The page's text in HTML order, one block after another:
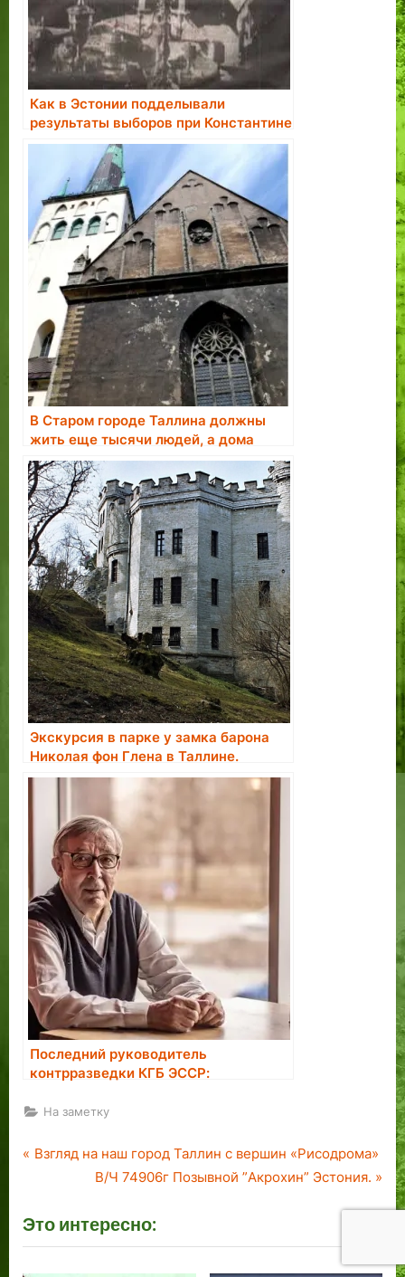
Как в Эстонии подделывали
результаты выборов при Константине
Пятсе.
В Старом городе Таллина должны
жить еще тысячи людей, а дома
нужно отобрать у недобросовестных
владельцев
Экскурсия в парке у замка барона
Николая фон Глена в Таллине.
Бронирование экскурсии.
Последний руководитель
контрразведки КГБ ЭССР:
агенты считали это большой честью
На заметку
Навигация
записям
P
v
i
o
Взгляд на наш город Таллин с вершин «Рисодрома»
N
x
t
P
В/Ч 74906г Позывной ”Акрохин” Эстония.
Это интересно: